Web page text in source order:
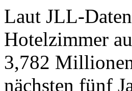
Laut JLL-
Hotelzimmer
3,782
nächsten fünf